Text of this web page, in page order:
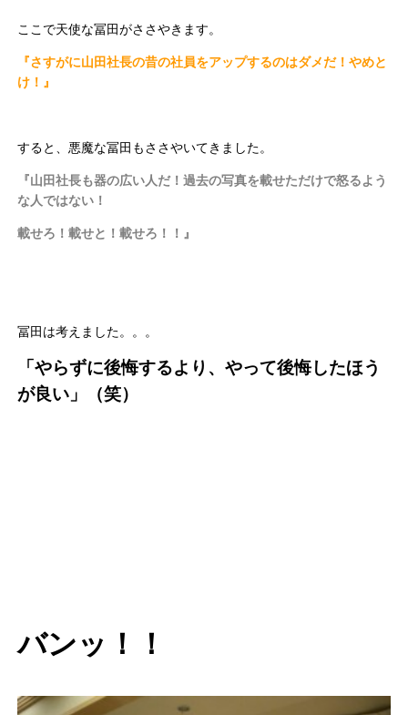
ここで天使な冨田がささやきます。
『さすがに山田社長の昔の社員をアップするのはダメだ！やめと
け！』
すると、悪魔な冨田もささやいてきました。
『山田社長も器の広い人だ！過去の写真を載せただけで怒るよう
な人ではない！
載せろ！載せと！載せろ！！』
冨田は考えました。。。
「やらずに後悔するより、やって後悔したほう
が良い」（笑）
バンッ！！